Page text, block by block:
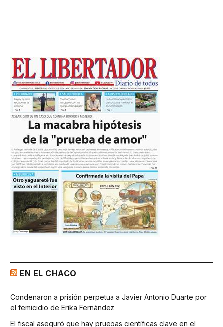
EN EL CHACO
Condenaron a prisión perpetua a Javier Antonio Duarte por
el femicidio de Erika Fernández
El fiscal aseguró que hay pruebas científicas clave en el